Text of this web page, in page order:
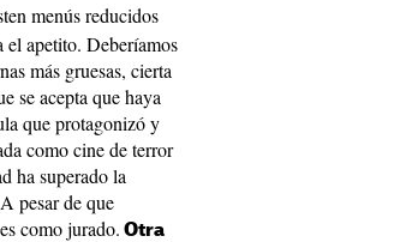
menús reducidos
el apetito. Deberíamos
más gruesas, cierta
se acepta que haya
que protagonizó y
como cine de terror
ha superado la
pesar de que
como jurado. Otra